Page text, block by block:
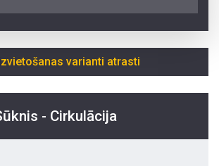
varianti atrasti
- Cirkulācija